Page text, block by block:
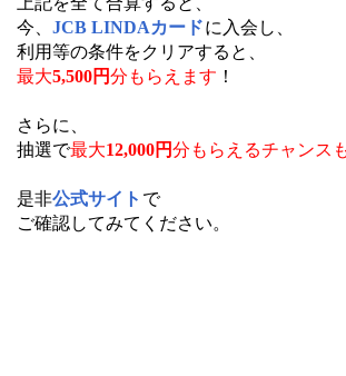
今、 JCB LINDAカードに入会し、
利用等の条件をクリアすると、
最大5,500円分もらえます ！
さらに、
抽選で最大12,000円分もらえるチャンス
是非公式サイト で
ご確認してみてください。